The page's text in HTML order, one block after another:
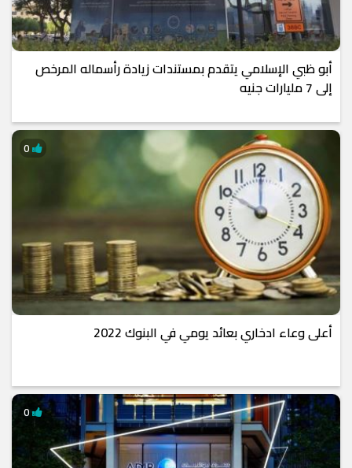
أبو ظبي الإسلامي يتقدم بمستندات زيادة رأسماله المرخص
إلى 7 مليارات جنيه
أعلى وعاء ادخاري بعائد يومي في البنوك 2022
0